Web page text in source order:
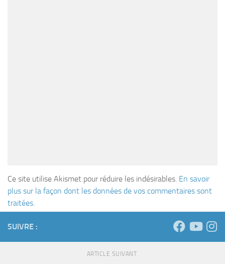
Ce site utilise Akismet pour réduire les indésirables. En savoir
plus sur la façon dont les données de vos commentaires sont
traitées
SUIVRE :
ARTICLE SUIVANT